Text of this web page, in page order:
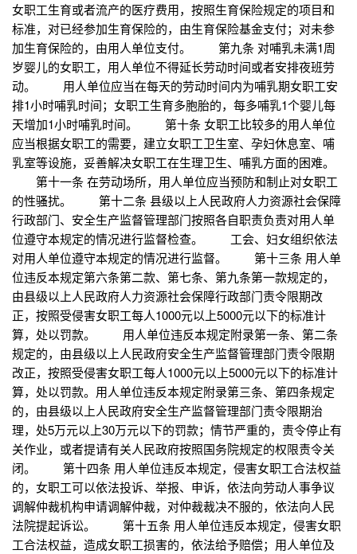
女职工生育或者流产的医疗费用，按照生育保险规定的项目和
标准，对已经参加生育保险的，由生育保险基金支付；对未参
加生育保险的，由用人单位支付。 第九条 对哺乳未满1周
岁婴儿的女职工，用人单位不得延长劳动时间或者安排夜班劳
动。 用人单位应当在每天的劳动时间内为哺乳期女职工安
排1小时哺乳时间；女职工生育多胞胎的，每多哺乳1个婴儿每
天增加1小时哺乳时间。 第十条 女职工比较多的用人单位
应当根据女职工的需要，建立女职工卫生室、孕妇休息室、哺
乳室等设施，妥善解决女职工在生理卫生、哺乳方面的困难。
第十一条 在劳动场所，用人单位应当预防和制止对女职工
的性骚扰。 第十二条 县级以上人民政府人力资源社会保障
行政部门、安全生产监督管理部门按照各自职责负责对用人单
位遵守本规定的情况进行监督检查。 工会、妇女组织依法
对用人单位遵守本规定的情况进行监督。 第十三条 用人单
位违反本规定第六条第二款、第七条、第九条第一款规定的，
由县级以上人民政府人力资源社会保障行政部门责令限期改
正，按照受侵害女职工每人1000元以上5000元以下的标准计
算，处以罚款。 用人单位违反本规定附录第一条、第二条
规定的，由县级以上人民政府安全生产监督管理部门责令限期
改正，按照受侵害女职工每人1000元以上5000元以下的标准计
算，处以罚款。用人单位违反本规定附录第三条、第四条规定
的，由县级以上人民政府安全生产监督管理部门责令限期治
理，处5万元以上30万元以下的罚款；情节严重的，责令停止有
关作业，或者提请有关人民政府按照国务院规定的权限责令关
闭。 第十四条 用人单位违反本规定，侵害女职工合法权益
的，女职工可以依法投诉、举报、申诉，依法向劳动人事争议
调解仲裁机构申请调解仲裁，对仲裁裁决不服的，依法向人民
法院提起诉讼。 第十五条 用人单位违反本规定，侵害女职
工合法权益，造成女职工损害的，依法给予赔偿；用人单位及